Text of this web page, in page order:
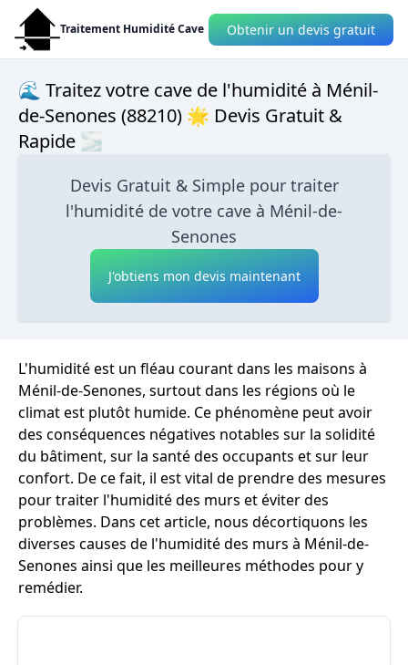
Traitement Humidité Cave Obtenir un devis gratuit
🌊 Traitez votre cave de l'humidité à Ménil-
de-Senones (88210) 🌟 Devis Gratuit &
Rapide 🌫
Devis Gratuit & Simple pour traiter
l'humidité de votre cave à Ménil-de-
Senones
J'obtiens mon devis maintenant
L'humidité est un fléau courant dans les maisons à
Ménil-de-Senones, surtout dans les régions où le
climat est plutôt humide. Ce phénomène peut avoir
des conséquences négatives notables sur la solidité
du bâtiment, sur la santé des occupants et sur leur
confort. De ce fait, il est vital de prendre des mesures
pour traiter l'humidité des murs et éviter des
problèmes. Dans cet article, nous décortiquons les
diverses causes de l'humidité des murs à Ménil-de-
Senones ainsi que les meilleures méthodes pour y
remédier.